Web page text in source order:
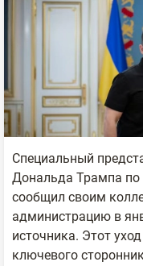
Специальный
Дональда Трампа по
сообщил своим
администрацию в
источника. Этот
ключевого